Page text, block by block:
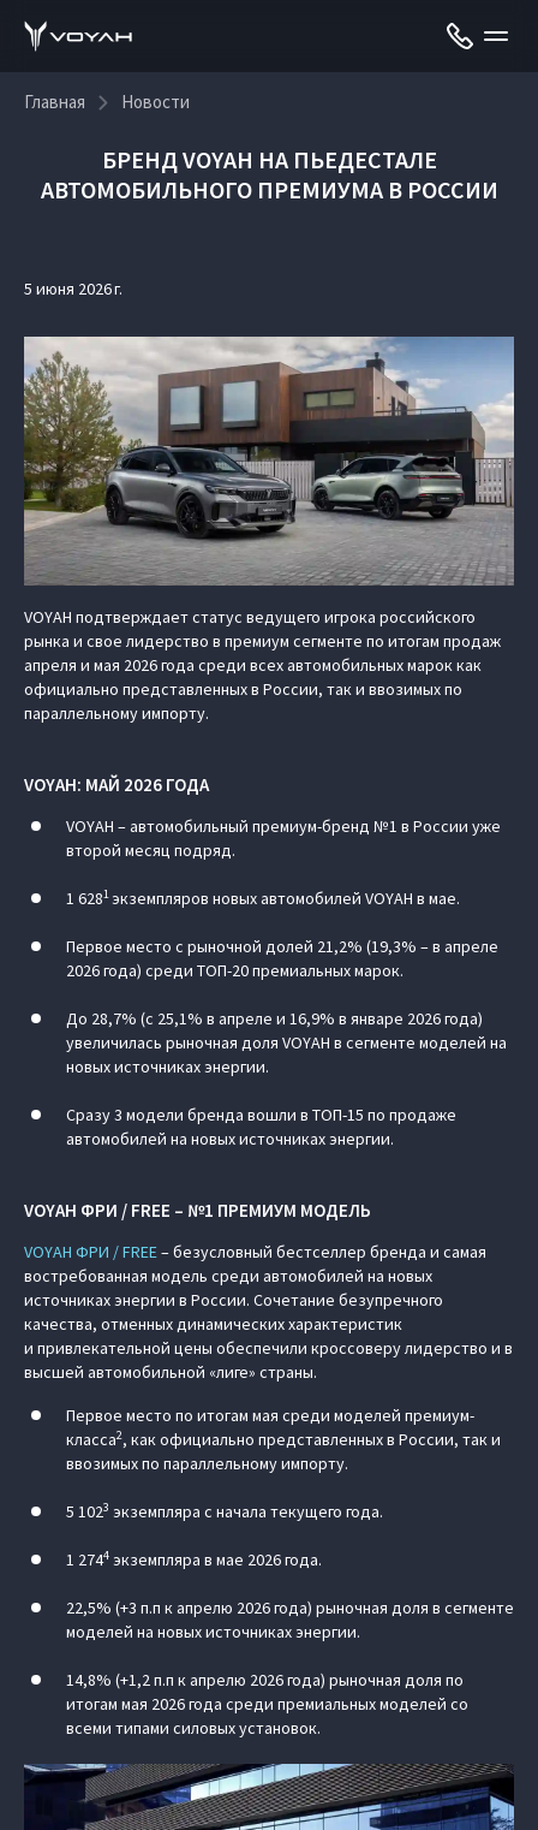
Главная Новости
БРЕНД VOYAH НА ПЬЕДЕСТАЛЕ
АВТОМОБИЛЬНОГО ПРЕМИУМА В РОССИИ
5 июня 2026 г.
VOYAH подтверждает статус ведущего игрока российского
рынка и свое лидерство в премиум сегменте по итогам продаж
апреля и мая 2026 года среди всех автомобильных марок как
официально представленных в России, так и ввозимых по
параллельному импорту.
VOYAH: МАЙ 2026 ГОДА
VOYAH – автомобильный премиум-бренд №1 в России уже
второй месяц подряд.
1 6281экземпляров новых автомобилей VOYAH в мае.
Первое место с рыночной долей 21,2% (19,3% – в апреле
2026 года) среди ТОП-20 премиальных марок.
До 28,7% (с 25,1% в апреле и 16,9% в январе 2026 года)
увеличилась рыночная доля VOYAH в сегменте моделей на
новых источниках энергии.
Сразу 3 модели бренда вошли в ТОП-15 по продаже
автомобилей на новых источниках энергии.
VOYAH ФРИ / FREE – №1 ПРЕМИУМ МОДЕЛЬ
VOYAH ФРИ / FREE– безусловный бестселлер бренда и самая
востребованная модель среди автомобилей на новых
источниках энергии в России. Сочетание безупречного
качества, отменных динамических характеристик
и привлекательной цены обеспечили кроссоверу лидерство и в
высшей автомобильной «лиге» страны.
Первое место по итогам мая среди моделей премиум-
класса2, как официально представленных в России, так и
ввозимых по параллельному импорту.
5 1023 экземпляра с начала текущего года.
1 2744 экземпляра в мае 2026 года.
22,5% (+3 п.п к апрелю 2026 года) рыночная доля в сегменте
моделей на новых источниках энергии.
14,8% (+1,2 п.п к апрелю 2026 года) рыночная доля по
итогам мая 2026 года среди премиальных моделей со
всеми типами силовых установок.